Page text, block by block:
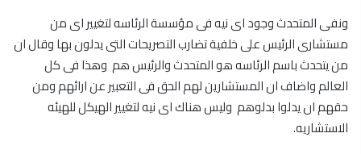
ونفى المتحدث وجود اى نيه فى مؤسسة الرئاسه لتغيير اى من
مستشارى الرئيس على خلفية تضارب التصريحات التى يدلون بها وقال ان
من يتحدث باسم الرئاسه هو المتحدث والرئيس هم وهذا فى كل
العالم واضاف ان المستشارين لهم الحق فى التعبير عن ارائهم ومن
حقهم ان يدلوا بدلوهم وليس هناك اى نيه لتغيير الهيكل للهيئه
الاستشاريه.